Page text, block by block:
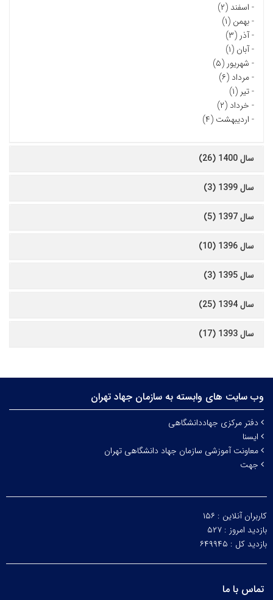
- اسفند (۲)
-بهمن (۱)
-آذر (۳)
-آبان (۱)
- شهریور (۵)
-مرداد (۶)
-تیر (۱)
- خرداد (۲)
- اردیبهشت (۴)
سال 1400 (26)
سال 1399 (3)
سال 1397 (5)
سال 1396 (10)
سال 1395 (3)
سال 1394 (25)
سال 1393 (17)
وب سایت های وابسته به سازمان جهاد تهران
دفتر مرکزی جهاددانشگاهی
ایسنا
معاونت آموزشی سازمان جهاد دانشگاهی تهران
جهت
کاربران آنلاین : ۱۵۶
بازدید امروز : ۵۲۷
بازدید کل : ۶۴۹۹۴۵
تماس با ما